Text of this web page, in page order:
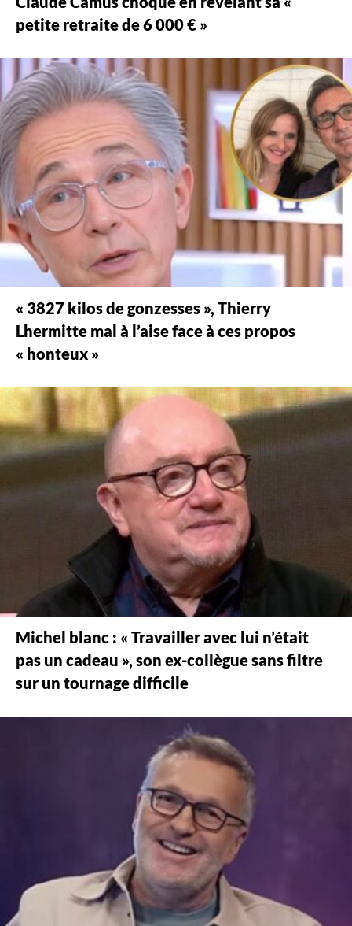
petite retraite de 6 000 € »
« 3827 kilos de gonzesses », Thierry
Lhermitte mal à l’aise face à ces propos
« honteux »
Michel blanc : « Travailler avec lui n’était
pas un cadeau », son ex-collègue sans filtre
sur un tournage difficile